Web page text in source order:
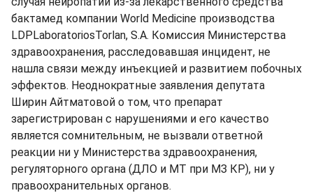
бактамед компании World Medicine производства
LDPLaboratoriosTorlan, S.A. Комиссия Министерства
здравоохранения, расследовавшая инцидент, не
нашла связи между инъекцией и развитием побочных
эффектов. Неоднократные заявления депутата
Ширин Айтматовой о том, что препарат
зарегистрирован с нарушениями и его качество
является сомнительным, не вызвали ответной
реакции ни у Министерства здравоохранения,
регуляторного органа (ДЛО и МТ при МЗ КР), ни у
правоохранительных органов.